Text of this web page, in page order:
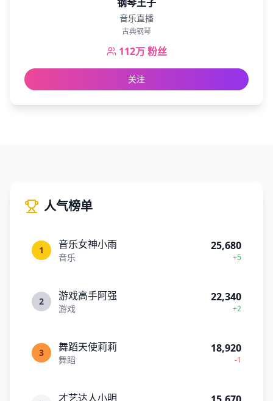
音乐直播
古典钢琴
112万粉丝
关注
人气榜单
1 音乐女神小雨
音乐
25,680
+5
2 游戏高手阿强
游戏
22,340
+2
3 舞蹈天使莉莉
舞蹈
18,920
-1
才艺达人小明